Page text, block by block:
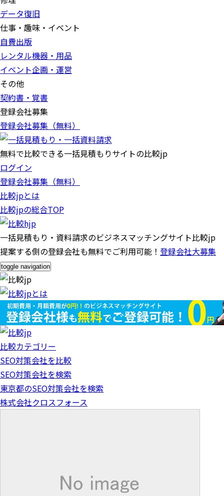
データ復旧
仕事・趣味・イベント
自費出版
レンタル機器・用品
イベント企画・運営
その他
契約書・覚書
登録会社募集
登録会社募集（無料）
無料で比較できる一括見積もりサイトの比較jp
ログイン
登録会社募集（無料）
比較jpとは
比較jpの総合TOP
一括見積もり・資料請求のビジネスマッチングサイト比較jp
提案する側の登録会社も無料でご利用可能！ 登録会社大募集
toggle navigation
比較カテゴリー
SEO対策会社を比較
SEO対策会社を検索
東京都のSEO対策会社を検索
株式会社クロスフォース